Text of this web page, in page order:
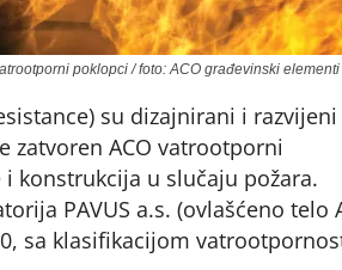
poklopci / foto: ACO građevinski elementi
su dizajnirani i razvijeni
ACO vatrootporni
konstrukcija u slučaju požara.
PAVUS a.s. (ovlašćeno telo
sa klasifikacijom